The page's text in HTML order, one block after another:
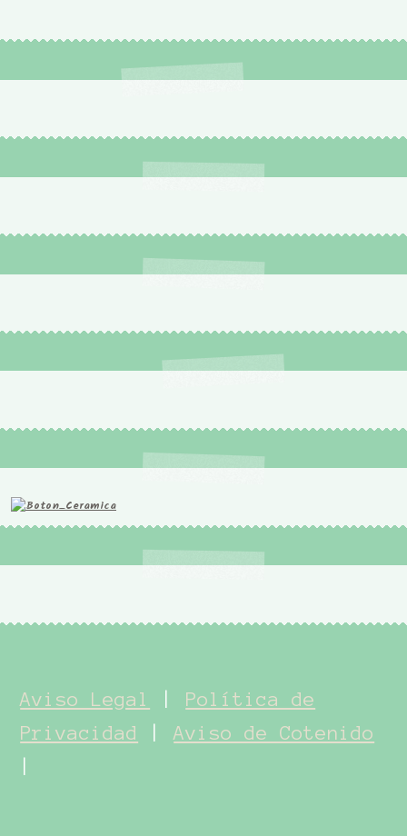
Aviso Legal
Política de
Privacidad
|Aviso de Cotenido